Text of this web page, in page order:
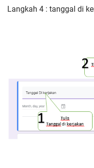
Langkah 4 : tanggal di